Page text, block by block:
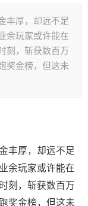
丰厚，却远不足
余玩家或许能在
刻，斩获数百万
奖金榜，但这未
丰厚，却远不足
余玩家或许能在
刻，斩获数百万
奖金榜，但这未